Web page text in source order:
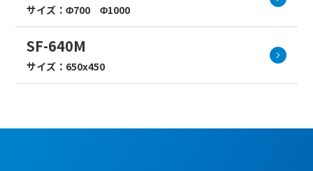
サイズ：Φ700 Φ1000
SF-640M
サイズ：650x450